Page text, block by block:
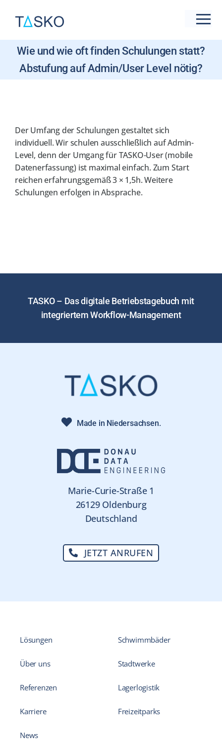
Inhalt
springen
Live-Präsentation new
Preise
Referenzen
Support
Wie und wie oft finden Schulungen statt?
Abstufung auf Admin/User Level nötig?
Der Umfang der Schulungen gestaltet sich
individuell. Wir schulen ausschließlich auf Admin-
Level, denn der Umgang für TASKO-User (mobile
Datenerfassung) ist maximal einfach. Zum Start
reichen erfahrungsgemäß 3 × 1,5h. Weitere
Schulungen erfolgen in Absprache.
TASKO – Das digitale Betriebstagebuch mit
integriertem Workflow-Management
Made in Niedersachsen.
Marie-Curie-Straße 1
26129 Oldenburg
Deutschland
JETZT ANRUFEN
Lösungen
Über uns
Referenzen
Karriere
News
Schwimmbäder
Stadtwerke
Lagerlogistik
Freizeitparks